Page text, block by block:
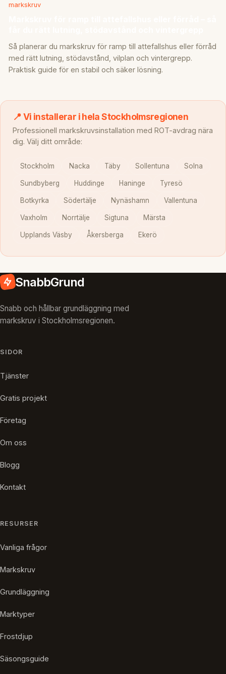
markskruv
Så planerar du markskruv för ramp till attefallshus eller förråd
med rätt lutning, stödavstånd, vilplan och vintergrepp.
Praktisk guide för en stabil och säker lösning.
📍 Vi installerar i hela Stockholmsregionen
Professionell markskruvsinstallation med ROT-avdrag nära
dig. Välj ditt område:
Stockholm Nacka Täby Sollentuna Solna
Sundbyberg Huddinge Haninge Tyresö
Botkyrka Södertälje Nynäshamn Vallentuna
Vaxholm Norrtälje Sigtuna Märsta
Upplands Väsby Åkersberga Ekerö
SnabbGrund
Snabb och hållbar grundläggning med
markskruv i Stockholmsregionen.
SIDOR
Tjänster
Gratis projekt
Företag
Om oss
Blogg
Kontakt
RESURSER
Vanliga frågor
Markskruv
Grundläggning
Marktyper
Frostdjup
Säsongsguide